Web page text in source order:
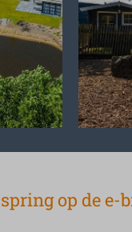
op de e-